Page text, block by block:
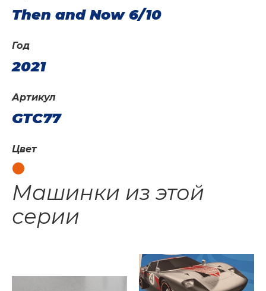
Год
2021
Артикул
GTC77
Then and Now 6/10
Цвет
Машинки из этой
серии